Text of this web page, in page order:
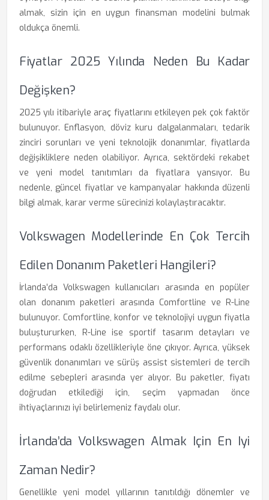
almak, sizin için en uygun finansman modelini bulmak
oldukça önemli.
Fiyatlar 2025 Yılında Neden Bu Kadar
Değişken?
2025 yılı itibariyle araç fiyatlarını etkileyen pek çok faktör
bulunuyor. Enflasyon, döviz kuru dalgalanmaları, tedarik
zinciri sorunları ve yeni teknolojik donanımlar, fiyatlarda
değişikliklere neden olabiliyor. Ayrıca, sektördeki rekabet
ve yeni model tanıtımları da fiyatlara yansıyor. Bu
nedenle, güncel fiyatlar ve kampanyalar hakkında düzenli
bilgi almak, karar verme sürecinizi kolaylaştıracaktır.
Volkswagen Modellerinde En Çok Tercih
Edilen Donanım Paketleri Hangileri?
İrlanda’da Volkswagen kullanıcıları arasında en popüler
olan donanım paketleri arasında Comfortline ve R-Line
bulunuyor. Comfortline, konfor ve teknolojiyi uygun fiyatla
buluştururken, R-Line ise sportif tasarım detayları ve
performans odaklı özellikleriyle öne çıkıyor. Ayrıca, yüksek
güvenlik donanımları ve sürüş assist sistemleri de tercih
edilme sebepleri arasında yer alıyor. Bu paketler, fiyatı
doğrudan etkilediği için, seçim yapmadan önce
ihtiyaçlarınızı iyi belirlemeniz faydalı olur.
İrlanda’da Volkswagen Almak Için En Iyi
Zaman Nedir?
Genellikle yeni model yıllarının tanıtıldığı dönemler ve